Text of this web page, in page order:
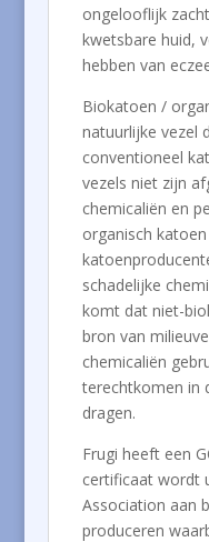
ongelooflijk
kwetsbare huid,
hebben van
Biokatoen /
natuurlijke vezel
conventioneel
vezels niet zijn
chemicaliën en
organisch
schadelijke
komt dat niet-
bron van
chemicaliën
terechtkomen in
dragen.
Frugi heeft een
certificaat wordt
Association aan
produceren